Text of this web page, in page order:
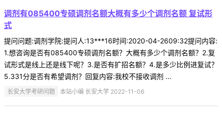
调剂有085400专硕调剂名额大概有多少个调剂名额 复试形
式
提问问题:调剂学院:提问人:13***16时间:2020-04-2609:32提问内容:
1.想咨询是否有085400专硕调剂名额？大概有多少个调剂名额？2.复
试形式是线上还是线下呢？3.是否有扩招名额？4.是多少比例进复试？
5.331分是否有希望调剂？回复内容:我校不接收调剂 ...
长安大学考研问题 本站小编 长安大学 2022-11-06